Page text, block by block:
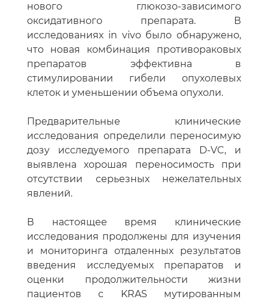
нового глюкозо-зависимого
оксидативного препарата. В
исследованиях in vivo было обнаружено,
что новая комбинация противораковых
препаратов эффективна в
стимулировании гибели опухолевых
клеток и уменьшении объема опухоли.
Предварительные клинические
исследования определили переносимую
дозу исследуемого препарата D-VC, и
выявлена хорошая переносимость при
отсутствии серьезных нежелательных
явлений.
В настоящее время клинические
исследования продолжены для изучения
и мониторинга отдаленных результатов
введения исследуемых препаратов и
оценки продолжительности жизни
пациентов с KRAS мутированным